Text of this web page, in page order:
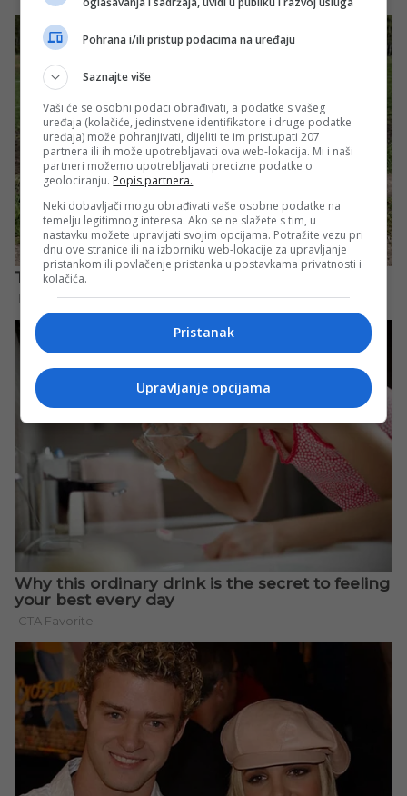
Pohrana i/ili pristup podacima na uređaju
Saznajte više
Vaši će se osobni podaci obrađivati, a podatke s vašeg
uređaja (kolačiće, jedinstvene identifikatore i druge podatke
uređaja) može pohranjivati, dijeliti te im pristupati 207
partnera ili ih može upotrebljavati ova web-lokacija. Mi i naši
partneri možemo upotrebljavati precizne podatke o
geolociranju. Popis partnera.
Neki dobavljači mogu obrađivati vaše osobne podatke na
temelju legitimnog interesa. Ako se ne slažete s tim, u
nastavku možete upravljati svojim opcijama. Potražite vezu pri
dnu ove stranice ili na izborniku web-lokacije za upravljanje
pristankom ili povlačenje pristanka u postavkama privatnosti i
kolačića.
Pristanak
Upravljanje opcijama